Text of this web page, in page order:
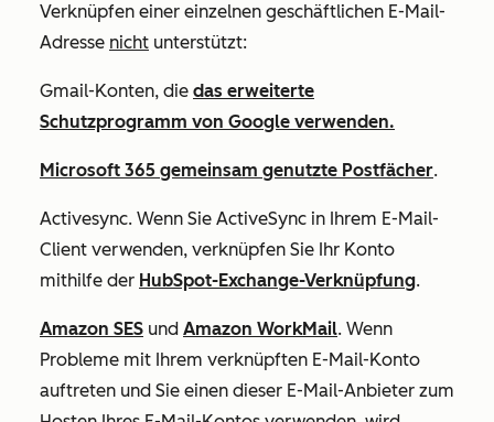
Verknüpfen einer einzelnen geschäftlichen E-Mail-
Adresse nicht unterstützt:
Gmail-Konten, die das erweiterte
Schutzprogramm von Google verwenden.
Microsoft 365 gemeinsam genutzte Postfächer.
Activesync. Wenn Sie ActiveSync in Ihrem E-Mail-
Client verwenden, verknüpfen Sie Ihr Konto
mithilfe der HubSpot-Exchange-Verknüpfung.
Amazon SES und Amazon WorkMail. Wenn
Probleme mit Ihrem verknüpften E-Mail-Konto
auftreten und Sie einen dieser E-Mail-Anbieter zum